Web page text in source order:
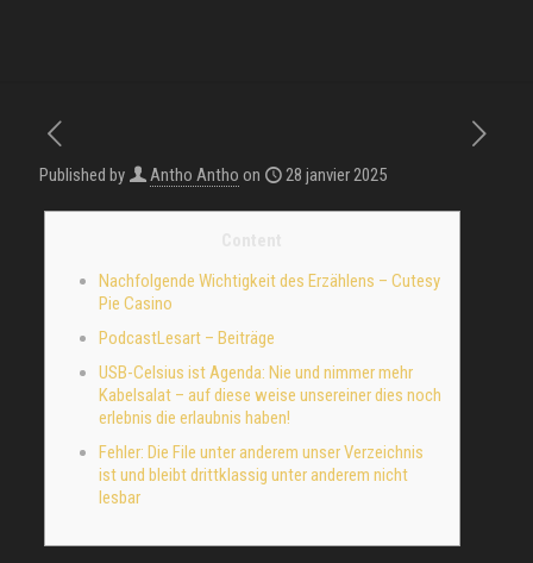
Published by Antho Antho on 28 janvier 2025
Nachfolgende Wichtigkeit des Erzählens – Cutesy
Pie Casino
PodcastLesart – Beiträge
USB-Celsius ist Agenda: Nie und nimmer mehr
Kabelsalat – auf diese weise unsereiner dies noch
erlebnis die erlaubnis haben!
Fehler: Die File unter anderem unser Verzeichnis
ist und bleibt drittklassig unter anderem nicht
lesbar